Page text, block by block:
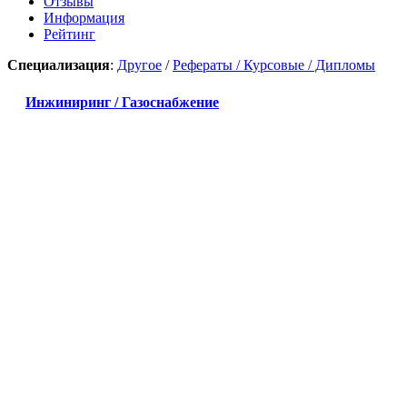
Информация
Рейтинг
Специализация: Другое /Рефераты / Курсовые / Дипломы
Инжиниринг / Газоснабжение